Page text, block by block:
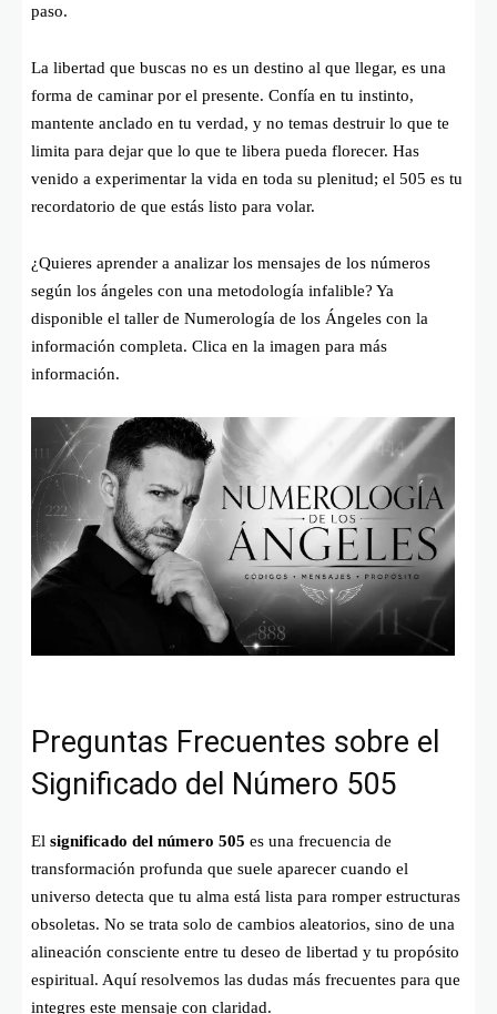
paso.
La libertad que buscas no es un destino al que llegar, es una
forma de caminar por el presente. Confía en tu instinto,
mantente anclado en tu verdad, y no temas destruir lo que te
limita para dejar que lo que te libera pueda florecer. Has
venido a experimentar la vida en toda su plenitud; el 505 es tu
recordatorio de que estás listo para volar.
¿Quieres aprender a analizar los mensajes de los números
según los ángeles con una metodología infalible? Ya
disponible el taller de Numerología de los Ángeles con la
información completa. Clica en la imagen para más
información.
Preguntas Frecuentes sobre el
Significado del Número 505
El significado del número 505 es una frecuencia de
transformación profunda que suele aparecer cuando el
universo detecta que tu alma está lista para romper estructuras
obsoletas. No se trata solo de cambios aleatorios, sino de una
alineación consciente entre tu deseo de libertad y tu propósito
espiritual. Aquí resolvemos las dudas más frecuentes para que
integres este mensaje con claridad.